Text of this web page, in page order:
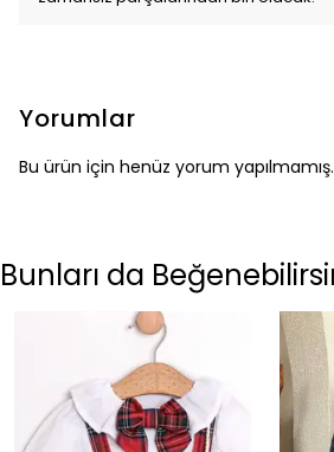
Yorumlar
Bu ürün için henüz yorum yapılmamış.
Bunları da